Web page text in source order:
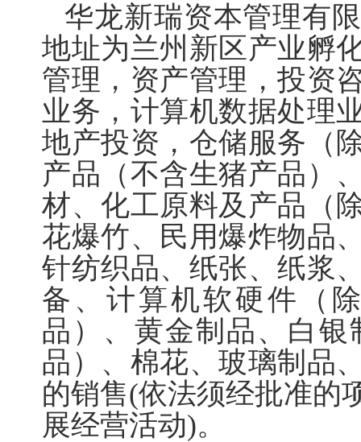
华龙新瑞资本管理有
地址为兰州新区产业孵
管理，资产管理，投资
业务，计算机数据处理
地产投资，仓储服务（
产品（不含生猪产品）
材、化工原料及产品（
花爆竹、民用爆炸物品
针纺织品、纸张、纸浆
备、计算机软硬件（
品）、黄金制品、白
品）、棉花、玻璃制品
的销售(依法须经批准的
展经营活动)。